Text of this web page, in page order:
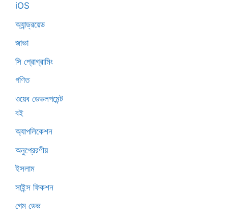
iOS
অ্যান্ড্রয়েড
জাভা
সি প্রোগ্রামিং
গণিত
ওয়েব ডেভলপমেন্ট
বই
অ্যাপলিকেশন
অনুপ্রেরণীয়
ইসলাম
সাইন্স ফিকশন
গেম ডেভ